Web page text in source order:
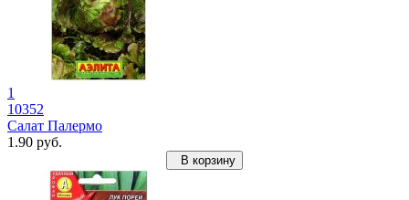
1
10352
Салат Палермо
1.90 руб.
В корзину